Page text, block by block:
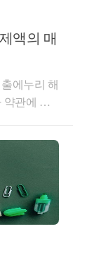
“사업자
록을 했으나
일까지 같은
」 제5조
본다]을 한
조의4, 제
정에 해당
일부개정법률
주택에 관
되는 경우
것으로 본다
답변 신청
는 매매계
이 되고
대차계
이 시작되
계약이
존 해석사
를 참조하
2022.1
체결한 경
는 경우
대차계약
임대차계
액의 매
에누리 해
약관에 따
의 매출에
함하지 아
구매회원
회원으로
과의 이용
구매회원
공제하